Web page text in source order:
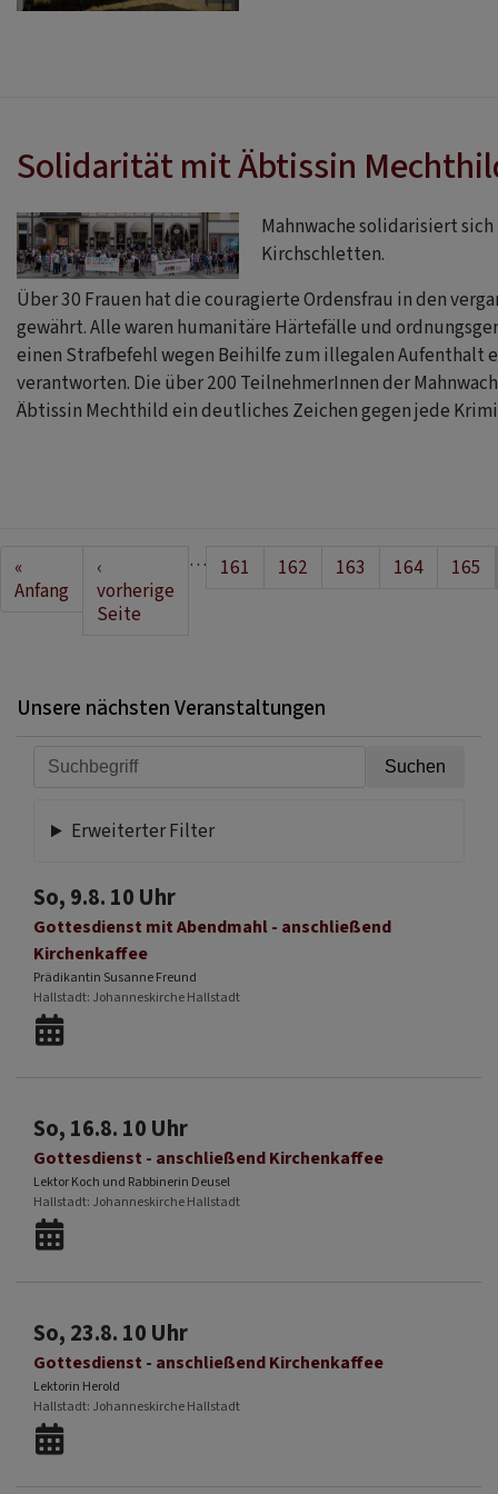
Solidarität mit Äbtissin
Mahnwache solidarisiert
Kirchschletten.
Über 30 Frauen hat die couragierte Ordensfrau in den
gewährt. Alle waren humanitäre Härtefälle und
einen Strafbefehl wegen Beihilfe zum illegalen Aufenthalt
verantworten. Die über 200 TeilnehmerInnen der
Äbtissin Mechthild ein deutliches Zeichen gegen jede
Seitennummerierung
First
page
«
Anfang
Vorherige
Seite
‹
vorherige
Seite
… Seite
161 Seite
162 Seite
163 Seite
164 Seite
165
Unsere nächsten Veranstaltungen
Erweiterter Filter
So, 9.8. 10 Uhr
Gottesdienst mit Abendmahl - anschließend
Kirchenkaffee
Prädikantin Susanne Freund
Hallstadt Johanneskirche Hallstadt
So, 16.8. 10 Uhr
Gottesdienst - anschließend Kirchenkaffee
Lektor Koch und Rabbinerin Deusel
Hallstadt Johanneskirche Hallstadt
So, 23.8. 10 Uhr
Gottesdienst - anschließend Kirchenkaffee
Lektorin Herold
Hallstadt Johanneskirche Hallstadt